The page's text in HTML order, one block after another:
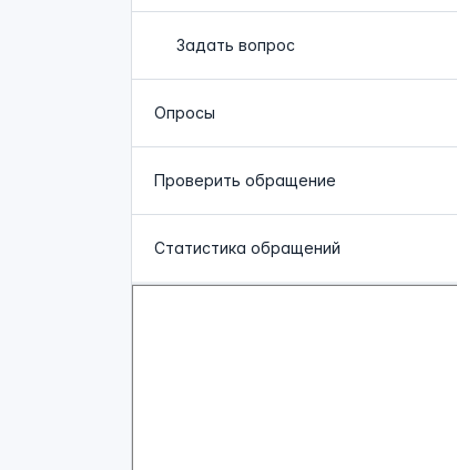
Задать вопрос
Опросы
Проверить обращение
Статистика обращений